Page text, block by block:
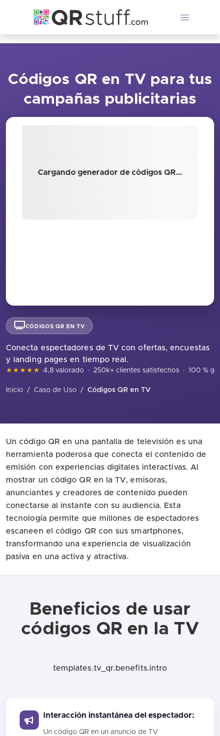
Códigos QR en TV para tus
campañas publicitarias
Cargando generador de códigos QR…
CÓDIGOS QR EN TV
Conecta espectadores de TV con ofertas, encuestas
y landing pages en tiempo real.
★★★★★ 4,8 valorado · 250k+ clientes satisfechos · 100 %
Inicio / Caso de Uso / Códigos QR en TV
Un código QR en una pantalla de televisión es una
herramienta poderosa que conecta el contenido de
emisión con experiencias digitales interactivas. Al
mostrar un código QR en la TV, emisoras,
anunciantes y creadores de contenido pueden
conectarse al instante con su audiencia. Esta
tecnología permite que millones de espectadores
escaneen el código QR con sus smartphones,
transformando una experiencia de visualización
pasiva en una activa y atractiva.
Beneficios de usar
códigos QR en la TV
templates.tv_qr.benefits.intro
Interacción instantánea del espectador:
Un código QR en un anuncio de TV